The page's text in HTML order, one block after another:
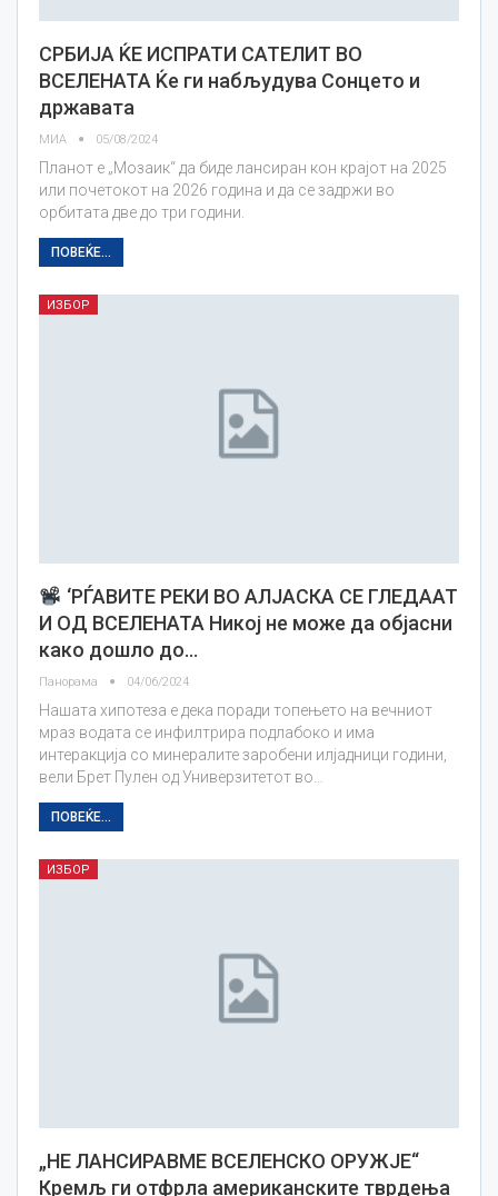
СРБИЈА ЌЕ ИСПРАТИ САТЕЛИТ ВО
ВСЕЛЕНАТА Ќе ги набљудува Сонцето и
државата
МИА 05/08/2024
Планот е „Мозаик“ да биде лансиран кон крајот на 2025
или почетокот на 2026 година и да се задржи во
орбитата две до три години.
ПОВЕЌЕ...
ИЗБОР
‘РЃАВИТЕ РЕКИ ВО АЛЈАСКА СЕ ГЛЕДААТ
И ОД ВСЕЛЕНАТА Никој не може да објасни
како дошло до…
Панорама 04/06/2024
Нашата хипотеза е дека поради топењето на вечниот
мраз водата се инфилтрира подлабоко и има
интеракција со минералите заробени илјадници години,
вели Брет Пулен од Универзитетот во…
ПОВЕЌЕ...
ИЗБОР
„НЕ ЛАНСИРАВМЕ ВСЕЛЕНСКО ОРУЖЈЕ“
Кремљ ги отфрла американските тврдења